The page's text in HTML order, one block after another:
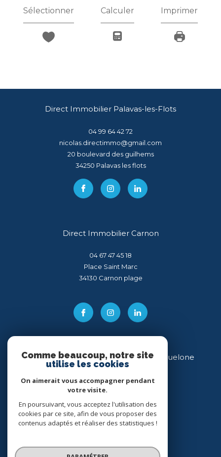
Sélectionner Calculer Imprimer
Direct Immobilier Palavas-les-Flots
04 99 64 42 72
nicolas.directimmo@gmail.com
20 boulevard des guilhems
34250
palavas les flots
Direct Immobilier Carnon
04 67 47 45 18
Place Saint Marc
34130
carnon plage
Direct Immobilier Villeneuve-lès-Maguelone
04 99 54 11 43
34 place des Héros
34750
villeneuve-lès-maguelone
Comme beaucoup, notre site
utilise les cookies
On aimerait vous accompagner pendant
votre visite.
En poursuivant, vous acceptez l'utilisation des
cookies par ce site, afin de vous proposer des
contenus adaptés et réaliser des statistiques !